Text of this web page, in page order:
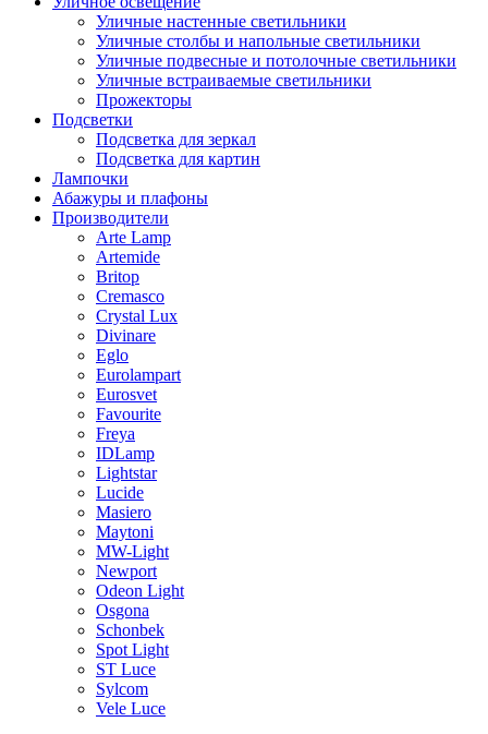
Уличные настенные светильники
Уличные столбы и напольные светильники
Уличные подвесные и потолочные светильники
Уличные встраиваемые светильники
Прожекторы
Подсветки
Подсветка для зеркал
Подсветка для картин
Лампочки
Абажуры и плафоны
Производители
Arte Lamp
Artemide
Britop
Cremasco
Crystal Lux
Divinare
Eglo
Eurolampart
Eurosvet
Favourite
Freya
IDLamp
Lightstar
Lucide
Masiero
Maytoni
MW-Light
Newport
Odeon Light
Osgona
Schonbek
Spot Light
ST Luce
Sylcom
Vele Luce